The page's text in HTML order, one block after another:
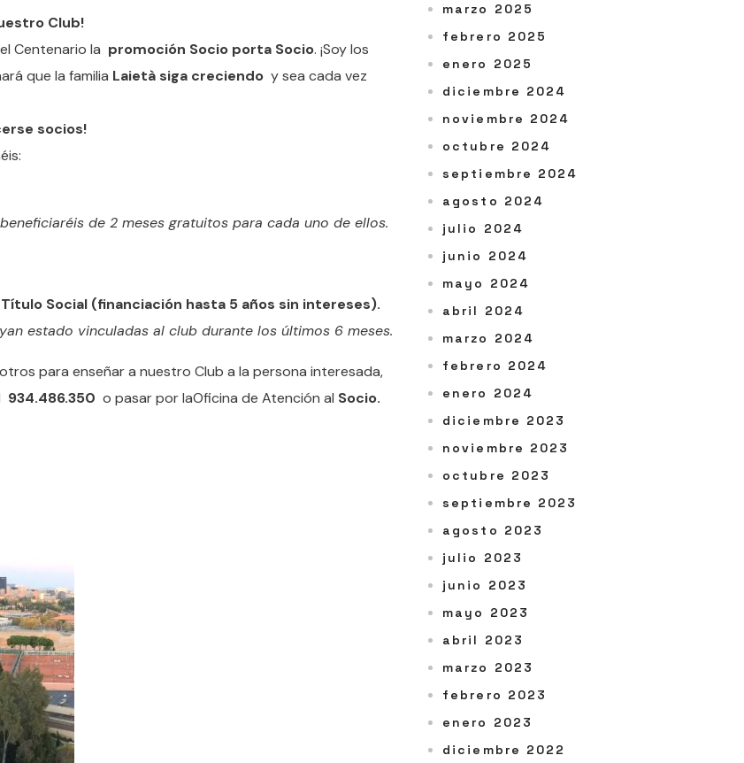
Club!
Centenario la promoción Socio porta Socio. ¡Soy los
que la familia Laietà siga creciendo y sea cada vez
socios!
de 2 meses gratuitos para cada uno de ellos.
Social (financiación hasta 5 años sin intereses).
estado vinculadas al club durante los últimos 6 meses.
para enseñar a nuestro Club a la persona interesada,
934.486.350 o pasar por laOficina de Atención al Socio.
marzo 2025
febrero 2025
enero 2025
diciembre 2024
noviembre 2024
octubre 2024
septiembre 2024
agosto 2024
julio 2024
junio 2024
mayo 2024
abril 2024
marzo 2024
febrero 2024
enero 2024
diciembre 2023
noviembre 2023
octubre 2023
septiembre 2023
agosto 2023
julio 2023
junio 2023
mayo 2023
abril 2023
marzo 2023
febrero 2023
enero 2023
diciembre 2022